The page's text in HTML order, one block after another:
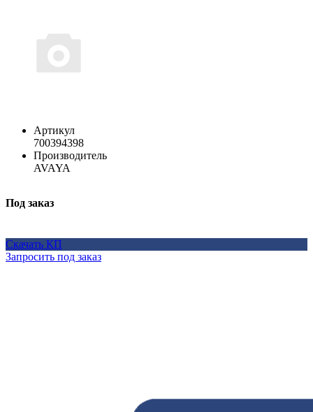
Артикул
700394398
Производитель
AVAYA
Под заказ
Скачать КП
Запросить под заказ